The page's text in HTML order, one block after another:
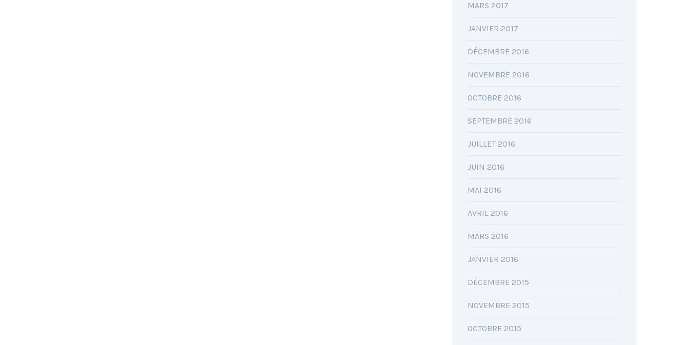
MARS 2017
JANVIER 2017
DÉCEMBRE 2016
NOVEMBRE 2016
OCTOBRE 2016
SEPTEMBRE 2016
JUILLET 2016
JUIN 2016
MAI 2016
AVRIL 2016
MARS 2016
JANVIER 2016
DÉCEMBRE 2015
NOVEMBRE 2015
OCTOBRE 2015